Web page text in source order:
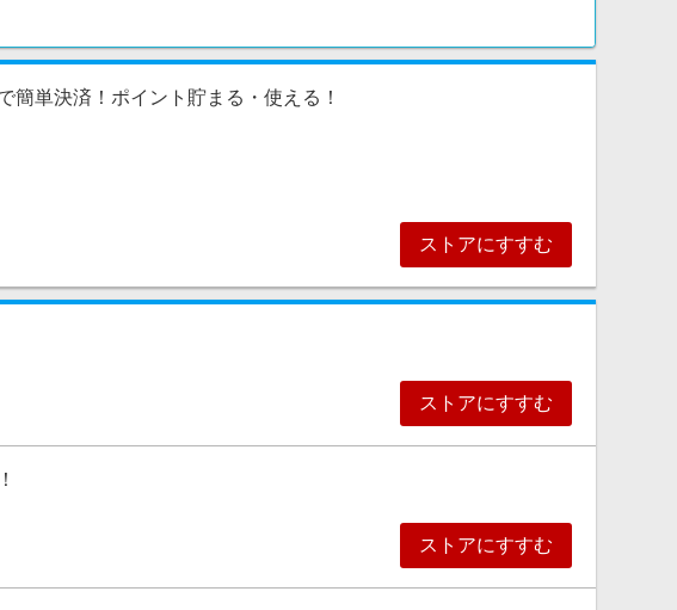
簡単決済！ポイント貯まる・使える！
ストアにすすむ
ストアにすすむ
ストアにすすむ